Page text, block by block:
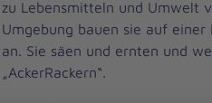
zu Lebensmitteln und Umwelt
Umgebung bauen sie auf einer
an. Sie säen und ernten und
„AckerRackern“.